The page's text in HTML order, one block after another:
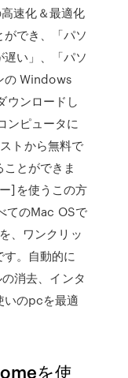
速化＆最適化
でき、「パソ
い」、「パソ
の Windows
ウンロードし
ンピュータに
トから無料で
とができま
]を使うこの方
てのMac OSで
、ワンクリッ
。自動的に
消去、インタ
いのpcを最適
を使